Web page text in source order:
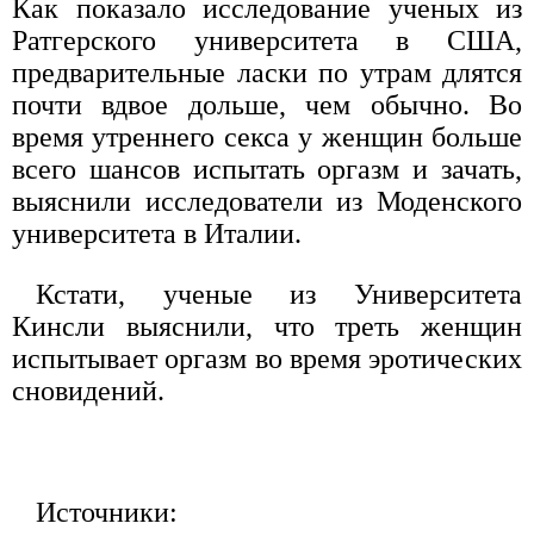
Как показало исследование ученых из
Ратгерского университета в США,
предварительные ласки по утрам длятся
почти вдвое дольше, чем обычно. Во
время утреннего секса у женщин больше
всего шансов испытать оргазм и зачать,
выяснили исследователи из Моденского
университета в Италии.
Кстати, ученые из Университета
Кинсли выяснили, что треть женщин
испытывает оргазм во время эротических
сновидений.
Источники: